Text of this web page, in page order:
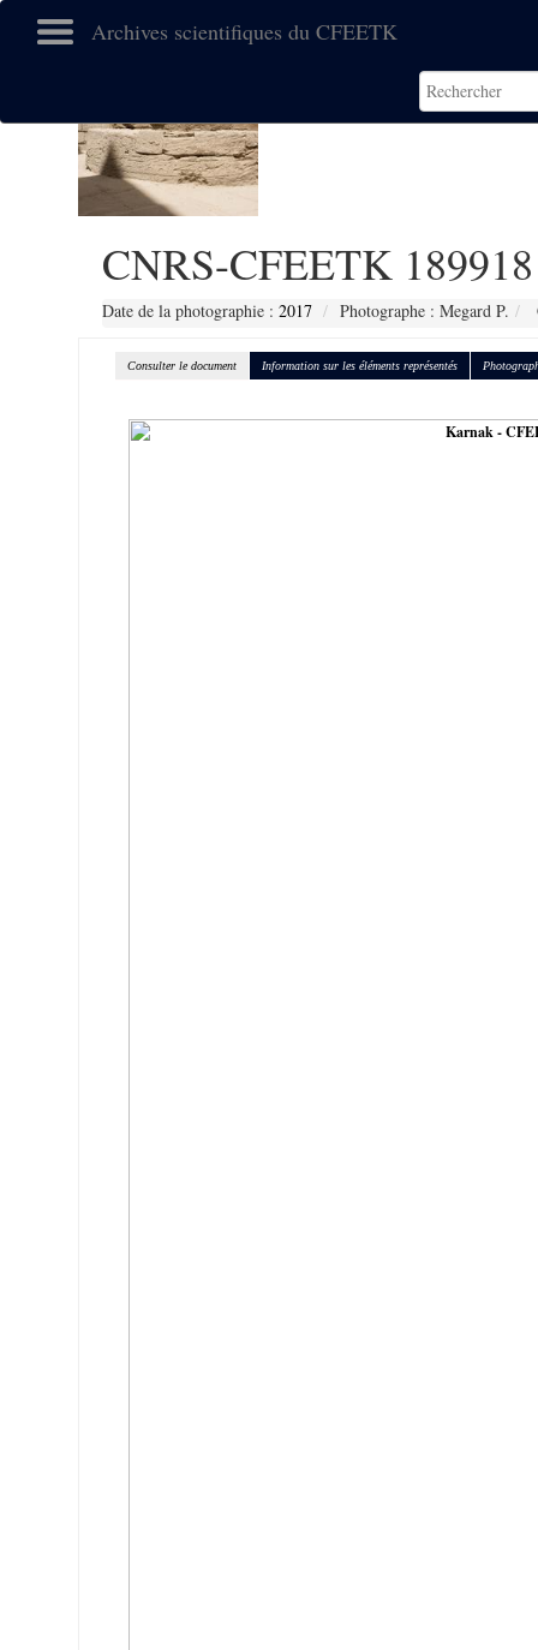
Archives scientifiques du CFEETK
CNRS-CFEETK 189918
Date de la photographie : 2017 Photographe : Megard P.
Consulter le document Information sur les éléments représentés